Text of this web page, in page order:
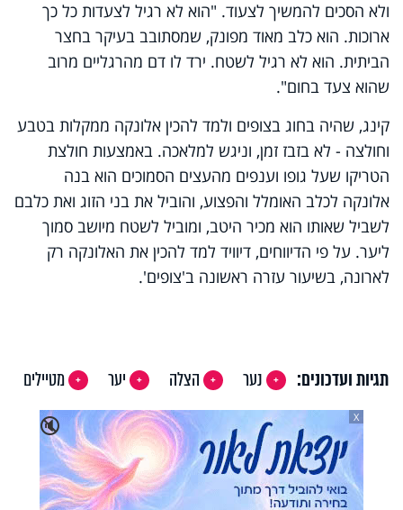
ולא הסכים להמשיך לצעוד. "הוא לא רגיל לצעדות כל כך
ארוכות. הוא כלב מאוד מפונק, שמסתובב בעיקר בחצר
הביתית. הוא לא רגיל לשטח. ירד לו דם מהרגליים מרוב
שהוא צעד בחום".
קינג, שהיה בחוג בצופים ולמד להכין אלונקה ממקלות בטבע
וחולצה - לא בזבז זמן, וניגש למלאכה. באמצעות חולצת
הטריקו שעל גופו וענפים מהעצים הסמוכים הוא בנה
אלונקה לכלב האומלל והפצוע, והוביל את בני הזוג ואת כלבם
לשביל שאותו הוא מכיר היטב, ומוביל לשטח מיושב סמוך
ליער. על פי הדיווחים, דיוויד למד להכין את האלונקה רק
לארונה, בשיעור עזרה ראשונה ב'צופים'.
תגיות ועדכונים: נער הצלה יער
מטיילים
🔇
X